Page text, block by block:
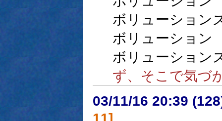
ボリューション
ボリューショ
ボリューション
ず、そこで気づ
03/11/16 20:39